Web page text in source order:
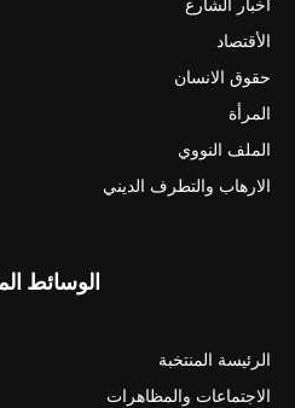
الأقتصاد
حقوق الانسان
المرأة
الملف النووي
الارهاب والتطرف الديني
الوسائط
الرئيسة المنتخبة
الاجتماعات والمظاهرات